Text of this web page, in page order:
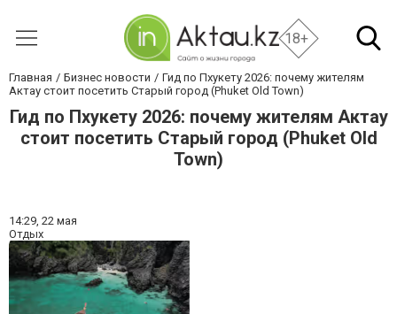
18+
Главная Бизнес новости
Гид по Пхукету 2026: почему жителям
Актау стоит посетить Старый город (Phuket Old Town)
Гид по Пхукету 2026: почему жителям Актау
стоит посетить Старый город (Phuket Old
Town)
14:29, 22 мая
Отдых